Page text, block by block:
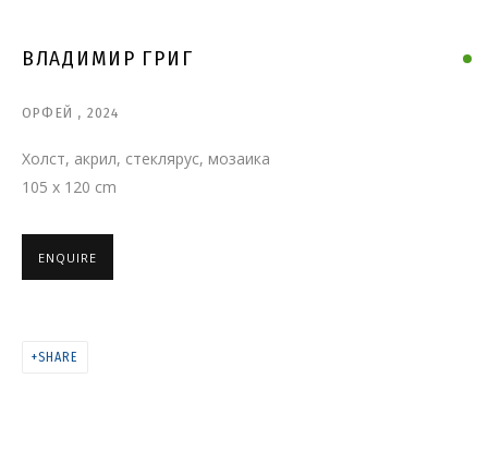
ВАМ, ЧТО БЫЛИ СНАМИ»
ВЛАДИМИР ГРИГ
ОРФЕЙ , 2024
Холст, акрил, стеклярус, мозаика
105 x 120 cm
ENQUIRE
SHARE